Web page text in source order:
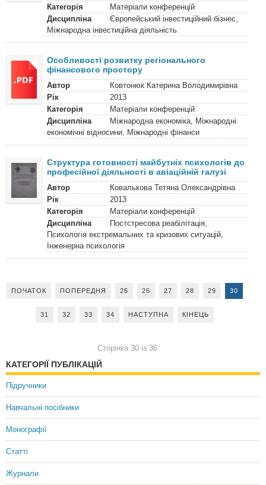
Категорія
Матеріали конференцій
Дисципліна
Європейський інвестиційний бізнес,
Міжнародна інвестиційна діяльність
Особливості розвитку регіонального
фінансового простору
Автор
Ковтонюк Катерина Володимирівна
Рік
2013
Категорія
Матеріали конференцій
Дисципліна
Міжнародна економіка, Міжнародні
економічні відносини, Міжнародні фінанси
Структура готовності майбутніх психологів до
професійної діяльності в авіаційній галузі
Автор
Ковалькова Тетяна Олександрівна
Рік
2013
Категорія
Матеріали конференцій
Дисципліна
Постстресова реабілітація,
Психологія екстремальних та кризових ситуацій,
Інженерна психологія
ПОЧАТОК ПОПЕРЕДНЯ 25 26 27 28 29 30
31 32 33 34 НАСТУПНА КІНЕЦЬ
Сторінка 30 із 36
КАТЕГОРІЇ ПУБЛІКАЦІЙ
Підручники
Навчальні посібники
Монографії
Статті
Журнали